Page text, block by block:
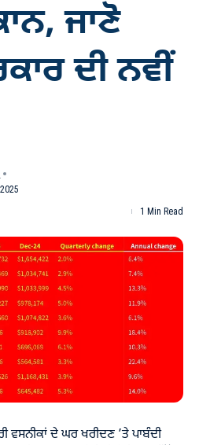
ਜਾਣੋ
ਦੀ ਨਵੀਂ
1 Min Read
ਦੇ ਘਰ ਖਰੀਦਣ ’ਤੇ ਪਾਬੰਦੀ